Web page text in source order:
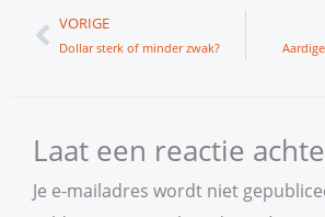
Vorige
VORIGE
Dollar sterk of minder zwak?
Laat een reactie
Je e-mailadres wordt niet